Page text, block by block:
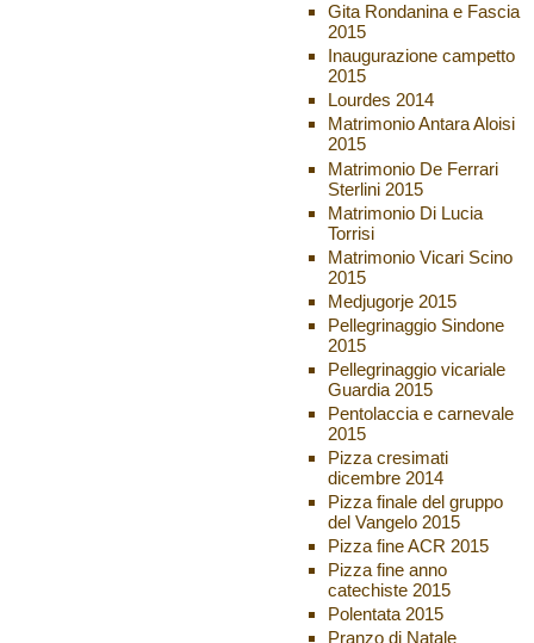
Gita Rondanina e Fascia
2015
Inaugurazione campetto
2015
Lourdes 2014
Matrimonio Antara Aloisi
2015
Matrimonio De Ferrari
Sterlini 2015
Matrimonio Di Lucia
Torrisi
Matrimonio Vicari Scino
2015
Medjugorje 2015
Pellegrinaggio Sindone
2015
Pellegrinaggio vicariale
Guardia 2015
Pentolaccia e carnevale
2015
Pizza cresimati
dicembre 2014
Pizza finale del gruppo
del Vangelo 2015
Pizza fine ACR 2015
Pizza fine anno
catechiste 2015
Polentata 2015
Pranzo di Natale